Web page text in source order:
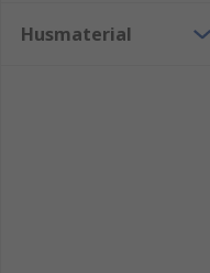
Husmaterial